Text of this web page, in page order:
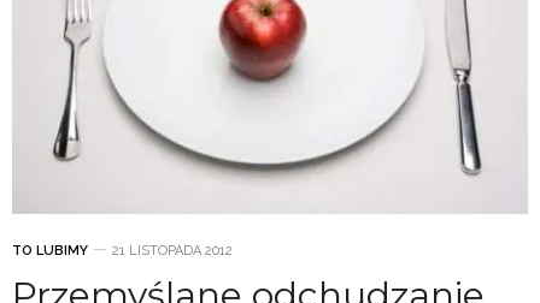
TO LUBIMY 21 LISTOPADA 2012